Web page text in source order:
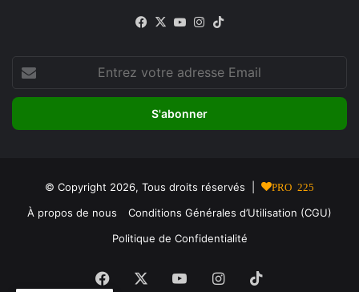
Facebook
X YouTubeInstagram
votre
adresse
© Copyright 2026, Tous droits réservés | PRO 225
À propos de nous
Conditions Générales d’Utilisation (CGU)
Politique de Confidentialité
Facebook YouTubeInstagram